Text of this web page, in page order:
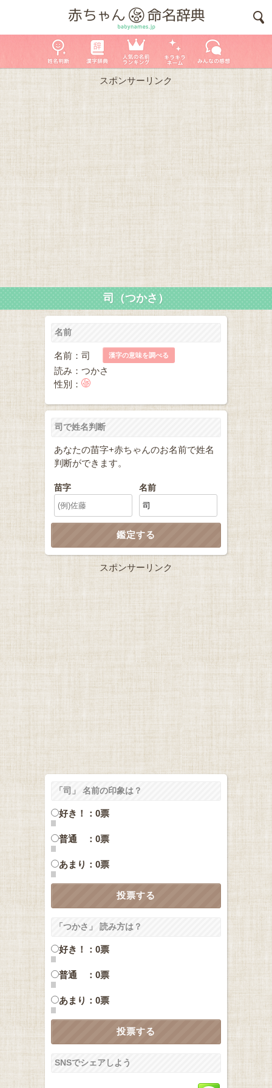
スポンサーリンク
司（つかさ）
名前
名前：司 漢字の意味を調べる
読み：つかさ
性別：
司で姓名判断
あなたの苗字+赤ちゃんのお名前で姓名
判断ができます。
苗字 名前
スポンサーリンク
「司」 名前の印象は？
好き！：0票
普通 ：0票
あまり：0票
「つかさ」 読み方は？
好き！：0票
普通 ：0票
あまり：0票
SNSでシェアしよう